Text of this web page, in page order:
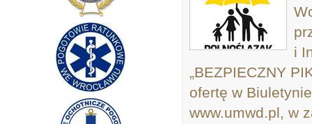
i
„BEZPIECZNY
ofertę w
www.umwd.pl, w